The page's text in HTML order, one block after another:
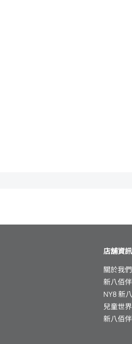
店舖資訊
關於我們
新八佰伴
NY8 新
兒童世界
新八佰